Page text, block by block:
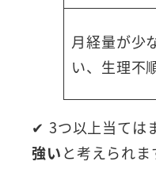
月経量が少
い、生理不
✔ 3つ以上当ては
強いと考えられま